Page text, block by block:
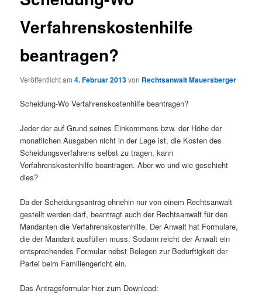
Verfahrenskostenhilfe
beantragen?
Veröffentlicht am4. Februar 2013von Rechtsanwalt Mauersberger
Scheidung-Wo Verfahrenskostenhilfe beantragen?
Jeder der auf Grund seines Einkommens bzw. der Höhe der
monatlichen Ausgaben nicht in der Lage ist, die Kosten des
Scheidungsverfahrens selbst zu tragen, kann
Verfahrenskostenhilfe beantragen. Aber wo und wie geschieht
dies?
Da der Scheidungsantrag ohnehin nur von einem Rechtsanwalt
gestellt werden darf, beantragt auch der Rechtsanwalt für den
Mandanten die Verfahrenskostenhilfe. Der Anwalt hat Formulare,
die der Mandant ausfüllen muss. Sodann reicht der Anwalt ein
entsprechendes Formular nebst Belegen zur Bedürftigkeit der
Partei beim Familiengericht ein.
Das Antragsformular hier zum Download: